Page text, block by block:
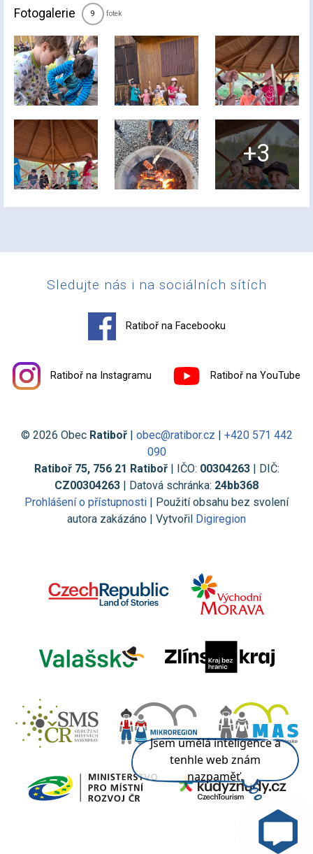
Fotogalerie 9 fotek
+3
Sledujte nás i na sociálních sítích
Ratiboř na Facebooku
Ratiboř na Instagramu Ratiboř na YouTube
© 2026 Obec Ratiboř| obec@ratibor.cz
+420 571 442
090
Ratiboř 75, 756 21 Ratiboř| IČO: 00304263| DIČ:
CZ00304263 | Datová schránka: 24bb368
Prohlášení o přístupnosti | Použití obsahu bez svolení
autora zakázáno | Vytvořil Digiregion
Jsem umělá inteligence a
tenhle web znám
nazpaměť.